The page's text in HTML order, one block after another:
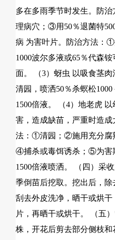
多在多雨季节时发生。防
理病穴；③用50％退菌特
病 为害叶片。防治方法：
1000波尔多液或65％代森
面。 （3）蚜虫 以吸食茎
清园，喷洒50％杀螟松
1500倍液。 （4）地老虎
害，造成缺苗，严重时造
法：①清园；②施用充分腐
④捕杀或毒饵诱杀；⑤为害
1500倍液喷洒。 （四）采
季倒苗后挖取。挖出后，
刮去外皮洗净，晒干或烘
片，再晒干或烘干。 （五
株，开花后剪去部分侧枝